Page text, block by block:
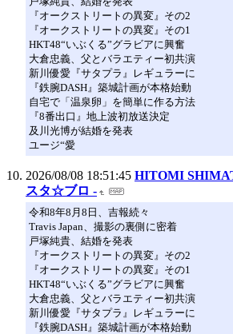
『オークストリートの異変』その2
『オークストリートの異変』その1
HKT48“いぶくる”グラビアに興奮
大倉忠義、父とバラエティー初共演
新川優愛『サタプラ』レギュラーに
『鉄腕DASH』築城計画が本格始動
自宅で「温泉卵」を簡単に作る方法
『8番出口』地上波初放送決定
及川光博が結婚を発表
ユージ“愛
2026/08/08 18:51:45 HITOMI
スタ☆ブロ -
令和8年8月8日、吉報続々
Travis Japan、撮影の裏側に密着
戸塚純貴、結婚を発表
『オークストリートの異変』その2
『オークストリートの異変』その1
HKT48“いぶくる”グラビアに興奮
大倉忠義、父とバラエティー初共演
新川優愛『サタプラ』レギュラーに
『鉄腕DASH』築城計画が本格始動